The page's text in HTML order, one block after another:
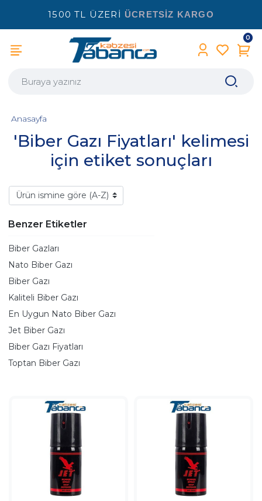
1500 TL ÜZERİ ÜCRETSİZ KARGO
0
'Biber Gazı Fiyatları' kelimesi
için etiket sonuçları
Anasayfa
Benzer Etiketler
Biber Gazları
Nato Biber Gazı
Biber Gazı
Kaliteli Biber Gazı
En Uygun Nato Biber Gazı
Jet Biber Gazı
Biber Gazı Fiyatları
Toptan Biber Gazı